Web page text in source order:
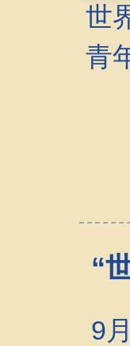
世
青
“
9